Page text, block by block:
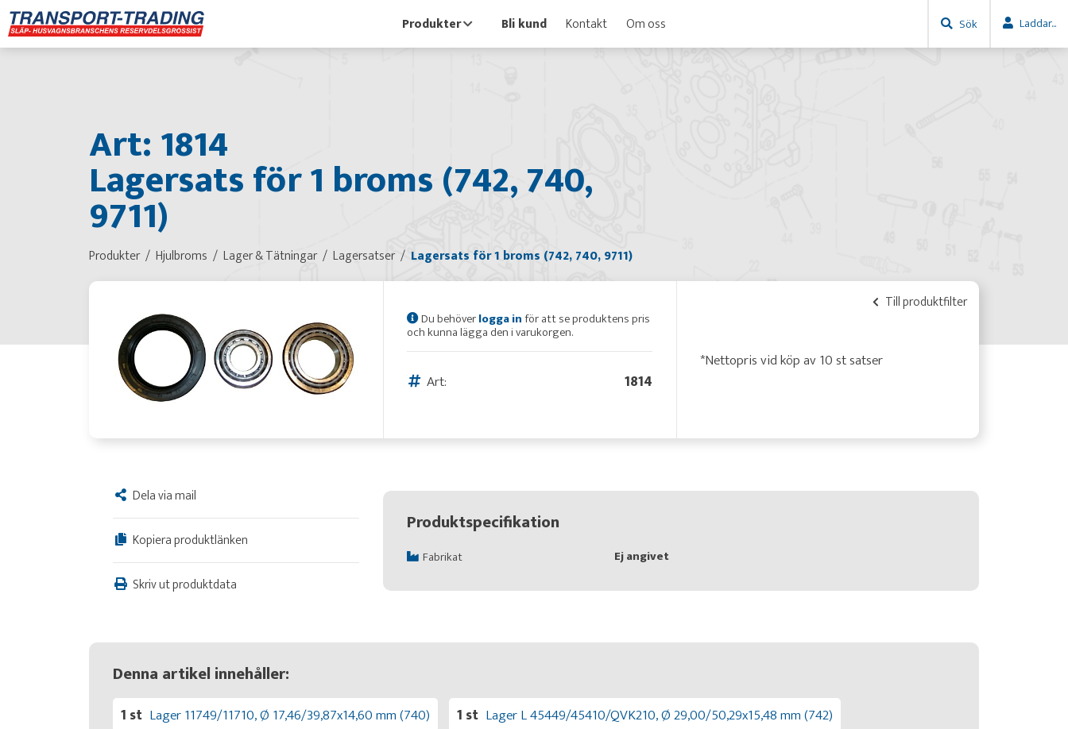
Produkter Bli kund Kontakt Om oss Sök Laddar...
Art: 1814
Lagersats för 1 broms (742, 740,
9711)
Produkter Hjulbroms Lager & Tätningar Lagersatser Lagersats för 1 broms (742, 740, 9711)
Till produktfilter
Du behöverlogga inför att se produktens pris
och kunna lägga den i varukorgen.
Art: 1814
*Nettopris vid köp av 10 st satser
Dela via mail
Kopiera produktlänken
Skriv ut produktdata
Produktspecifikation
Fabrikat Ej angivet
Denna artikel innehåller:
1 st Lager 11749/11710, Ø 17,46/39,87x14,60 mm (740) 1 st Lager L 45449/45410/QVK210, Ø 29,00/50,29x15,48 mm (742)